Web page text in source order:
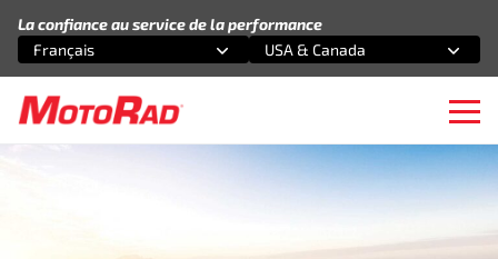
La confiance au service de la performance
Sélectionnez une option
Français
Sélectionnez une option
USA & Canada